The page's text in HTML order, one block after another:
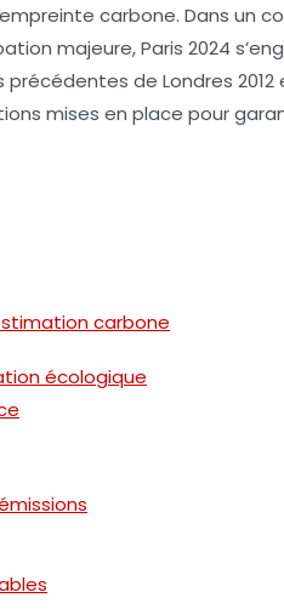
carbone. Dans un
majeure, Paris 2024
de Londres 2012
mises en place pour
carbone
écologique